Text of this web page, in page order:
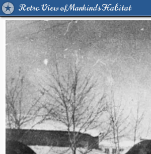
Retro View of Mankind's Habitat